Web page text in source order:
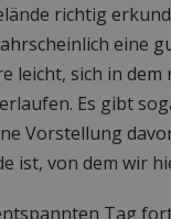
richtig
eine
leicht, sich in dem
Es gibt
Vorstellung
ist, von dem wir
Tag